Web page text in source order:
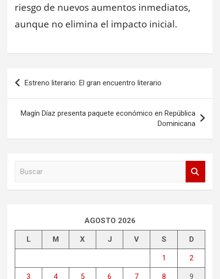
riesgo de nuevos aumentos inmediatos,
aunque no elimina el impacto inicial.
Navegación
de
entradas
Estreno literario: El gran encuentro literario
Magín Díaz presenta paquete económico en República
Dominicana
AGOSTO 2026
L M X J V S D
1 2
3 4 5 6 7 8 9